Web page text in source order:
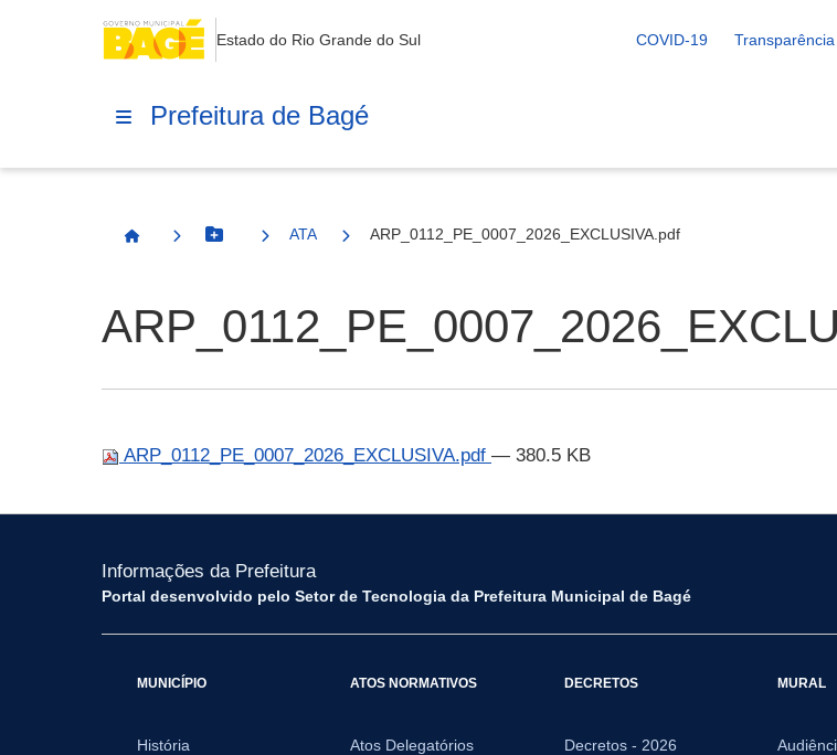
Estado do Rio Grande do Sul COVID-19 Transparência
Prefeitura de Bagé
Página InicialBotão Menu
ATA ARP_0112_PE_0007_2026_EXCLUSIVA.pdf
ARP_0112_PE_0007_2026_EXCLUSIVA.pdf — 380.5 KB
Informações da Prefeitura
Portal desenvolvido pelo Setor de Tecnologia da Prefeitura Municipal de Bagé
MUNICÍPIO
História
ATOS NORMATIVOS
Atos Delegatórios
DECRETOS
Decretos - 2026
MURAL